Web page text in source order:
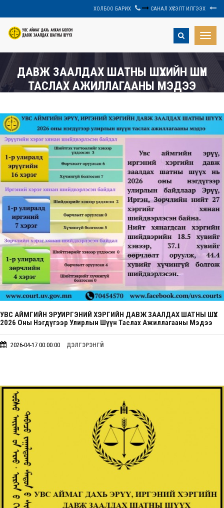
ХОЛБОО БАРИХ САНАЛ ХҮСЭЛТ ИЛГЭЭХ
Toggle
ДАВЖ ЗААЛДАХ ШАТНЫ ШҮҮХИЙН ШҮҮН
ТАСЛАХ АЖИЛЛАГААНЫ МЭДЭЭ
УВС АЙМГИЙН ЭРҮҮ, ИРГЭНИЙ ХЭРГИЙН ДАВЖ ЗААЛДАХ ШАТНЫ ШҮҮХ
2026 Оны Нэгдүгээр Улирлын Шүүн Таслах Ажиллагааны Мэдээ
2026-04-17 00:00:00 ДЭЛГЭРЭНГҮЙ